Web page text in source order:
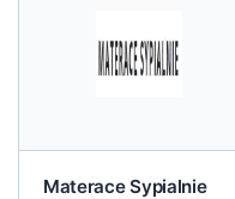
Materace Sypialnie